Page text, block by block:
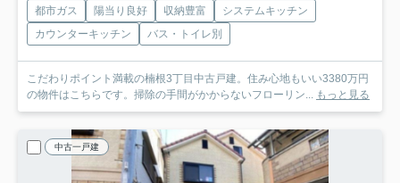
都市ガス 陽当り良好 収納豊富
システムキッチン
カウンターキッチン
バス・トイレ別
こだわりポイント満載の楠根3丁目中古戸建。住み心地もいい3380万円
の物件はこちらです。掃除の手間がかからないフローリン... もっと見る
中古一戸建